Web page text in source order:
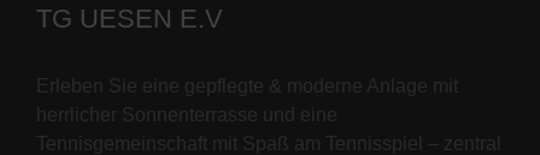
TG UESEN E.V
Erleben Sie eine gepflegte & moderne Anlage mit
herrlicher Sonnenterrasse und eine
Tennisgemeinschaft mit Spaß am Tennisspiel – zentral